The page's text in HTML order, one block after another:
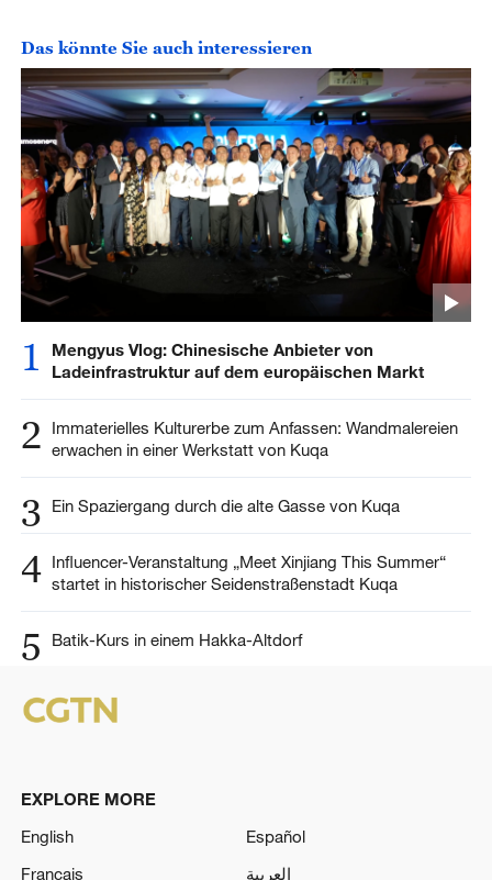
Das könnte Sie auch interessieren
1
Mengyus Vlog: Chinesische Anbieter von
Ladeinfrastruktur auf dem europäischen Markt
2
Immaterielles Kulturerbe zum Anfassen: Wandmalereien
erwachen in einer Werkstatt von Kuqa
3 Ein Spaziergang durch die alte Gasse von Kuqa
4 Influencer-Veranstaltung „Meet Xinjiang This Summer“
startet in historischer Seidenstraßenstadt Kuqa
5 Batik-Kurs in einem Hakka-Altdorf
EXPLORE MORE
English
Español
Français
العربية